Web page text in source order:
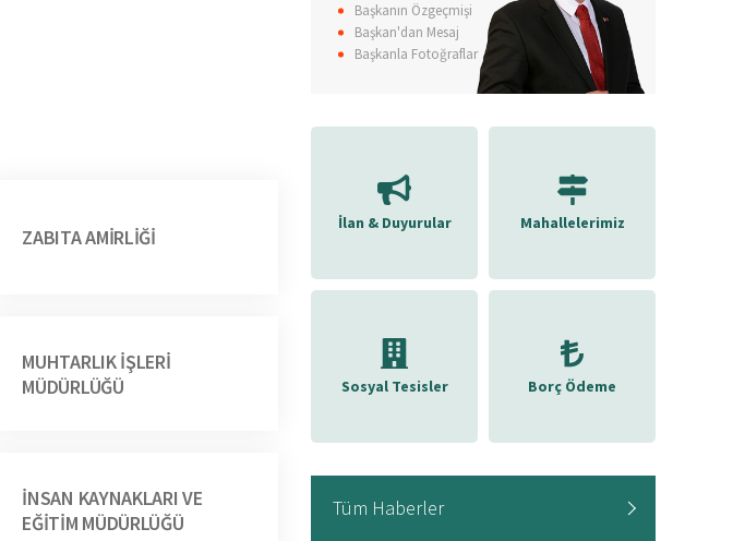
ZABITA AMİRLİĞİ
MUHTARLIK İŞLERİ
MÜDÜRLÜĞÜ
İNSAN KAYNAKLARI VE
EĞİTİM MÜDÜRLÜĞÜ
Başkanın Özgeçmişi
Başkan'dan Mesaj
Başkanla Fotoğraflar
İlan & Duyurular Mahallelerimiz
Sosyal Tesisler Borç Ödeme
Tüm Haberler